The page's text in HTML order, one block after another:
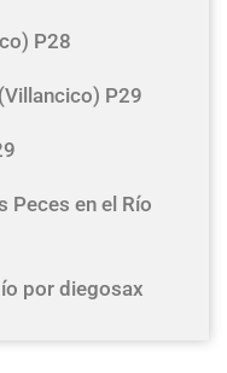
P28
P29
Peces en el Río
por diegosax